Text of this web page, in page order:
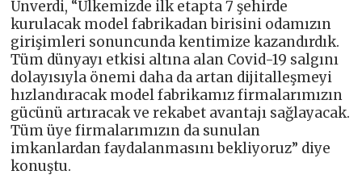
Ünverdi, “Ülkemizde ilk etapta 7 şehirde
kurulacak model fabrikadan birisini odamızın
girişimleri sonuncunda kentimize kazandırdık.
Tüm dünyayı etkisi altına alan Covid-19 salgını
dolayısıyla önemi daha da artan dijitalleşmeyi
hızlandıracak model fabrikamız firmalarımızın
gücünü artıracak ve rekabet avantajı sağlayacak.
Tüm üye firmalarımızın da sunulan
imkanlardan faydalanmasını bekliyoruz” diye
konuştu.